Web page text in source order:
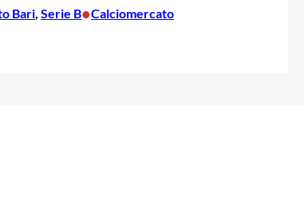
Bari, Serie B•Calciomercato